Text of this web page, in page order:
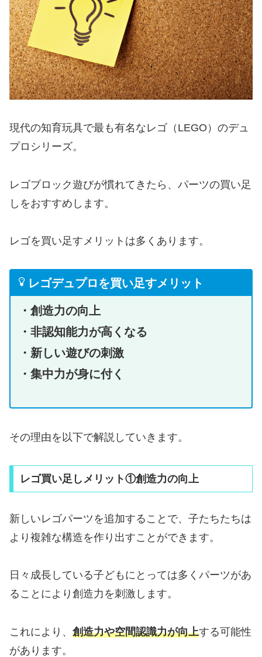
現代の知育玩具で最も有名なレゴ（LEGO）のデュ
プロシリーズ。
レゴブロック遊びが慣れてきたら、パーツの買い足
しをおすすめします。
レゴを買い足すメリットは多くあります。
レゴデュプロを買い足すメリット
・創造力の向上
・非認知能力が高くなる
・新しい遊びの刺激
・集中力が身に付く
その理由を以下で解説していきます。
レゴ買い足しメリット①創造力の向上
新しいレゴパーツを追加することで、子たちたちは
より複雑な構造を作り出すことができます。
日々成長している子どもにとっては多くパーツがあ
ることにより創造力を刺激します。
これにより、 創造力や空間認識力が向上する可能性
があります。